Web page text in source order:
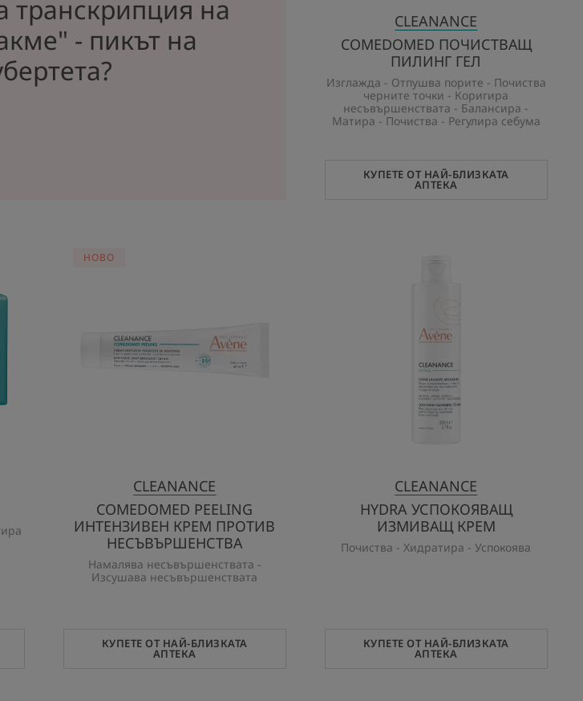
транскрипция на
- пикът на
CLEANANCE
COMEDOMED ПОЧИСТВАЩ
ПИЛИНГ ГЕЛ
Изглажда - Отпушва порите - Почиства
черните точки - Коригира
несъвършенствата - Балансира -
Матира - Почиства - Регулира себума
КУПЕТЕ ОТ НАЙ-БЛИЗКАТА
АПТЕКА
НЕСЪВЪРШЕНСТВА
HOBO
CLEANANCE
COMEDOMED PEELING
ИНТЕНЗИВЕН КРЕМ ПРОТИВ
НЕСЪВЪРШЕНСТВА
Намалява несъвършенствата -
Изсушава несъвършенствата
КУПЕТЕ ОТ НАЙ-БЛИЗКАТА
АПТЕКА
CLEANANCE
HYDRA УСПОКОЯВАЩ
ИЗМИВАЩ КРЕМ
Почиства - Хидратира - Успокоява
КУПЕТЕ ОТ НАЙ-БЛИЗКАТА
АПТЕКА